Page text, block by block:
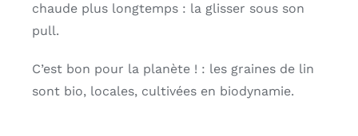
chaude plus longtemps : la glisser sous son
pull.
C’est bon pour la planète ! : les graines de lin
sont bio, locales, cultivées en biodynamie.